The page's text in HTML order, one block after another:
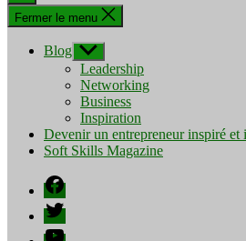
la
recherche
Fermer le menu
Blog Afficher
le
sous-
menu
Leadership
Networking
Business
Inspiration
Devenir un entrepreneur inspiré et
Soft Skills Magazine
Facebook
Twitter
YouTube